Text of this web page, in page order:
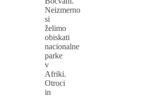
Neizmerno
si
želimo
obiskati
nacionalne
parke
v
Afriki.
Otroci
in